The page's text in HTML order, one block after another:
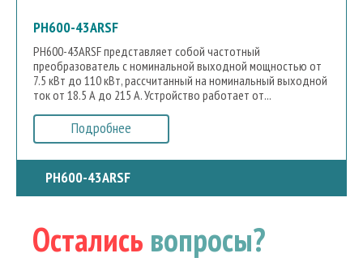
PH600-43ARSF
PH600-43ARSF представляет собой частотный
преобразователь с номинальной выходной мощностью от
7.5 кВт до 110 кВт, рассчитанный на номинальный выходной
ток от 18.5 А до 215 А. Устройство работает от...
Подробнее
PH600-43ARSF
Остались вопросы?